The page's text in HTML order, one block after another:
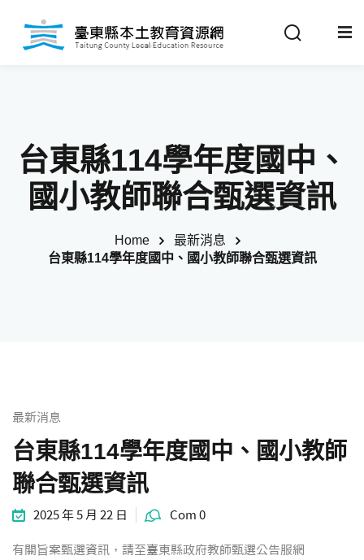
新消息
策法規
計資料
台東縣114學年度國中、
國小教師聯合甄選資訊
Home
最新消息
台東縣114學年度國中、國小教師聯合甄選資訊
最新消息
台東縣114學年度國中、國小教師
聯合甄選資訊
2025 年 5 月 22 日 Com 0
有關旨案甄選資訊，請至臺東縣政府教師甄選公告服網
Sign in Sign up